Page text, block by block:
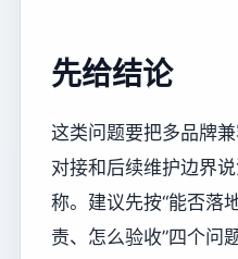
先给结论
这类问题要把多品牌
对接和后续维护边界
称。建议先按“能否落
责、怎么验收”四个问